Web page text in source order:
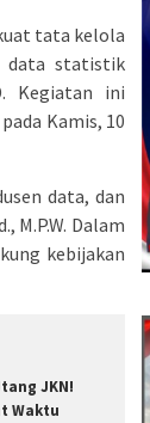
tata kelola
data statistik
Kegiatan ini
Kamis, 10
data, dan
M.P.W. Dalam
kebijakan
JKN!
Waktu